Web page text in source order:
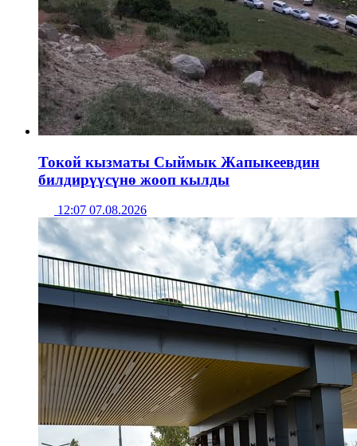
Токой кызматы Сыймык Жапыкеевдин
билдирүүсүнө жооп кылды
12:07 07.08.2026